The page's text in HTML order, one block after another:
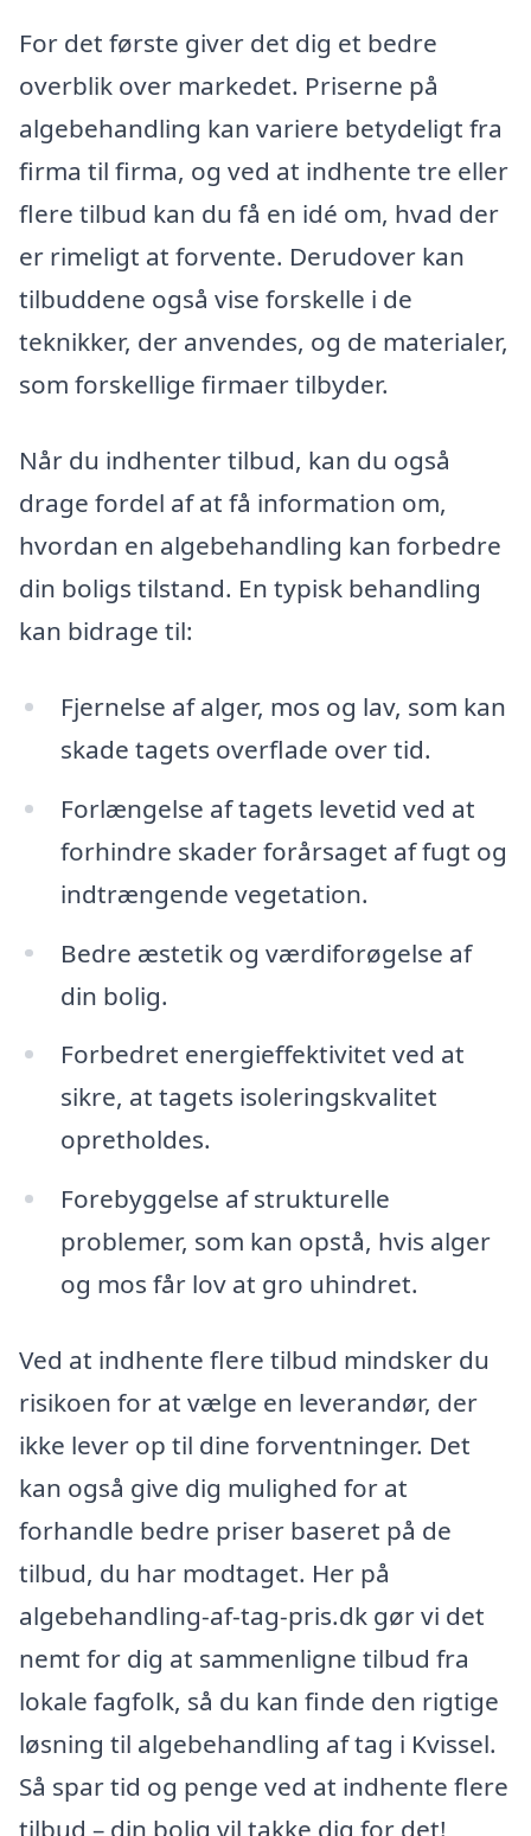
For det første giver det dig et bedre
overblik over markedet. Priserne på
algebehandling kan variere betydeligt fra
firma til firma, og ved at indhente tre eller
flere tilbud kan du få en idé om, hvad der
er rimeligt at forvente. Derudover kan
tilbuddene også vise forskelle i de
teknikker, der anvendes, og de materialer,
som forskellige firmaer tilbyder.
Når du indhenter tilbud, kan du også
drage fordel af at få information om,
hvordan en algebehandling kan forbedre
din boligs tilstand. En typisk behandling
kan bidrage til:
Fjernelse af alger, mos og lav, som kan
skade tagets overflade over tid.
Forlængelse af tagets levetid ved at
forhindre skader forårsaget af fugt og
indtrængende vegetation.
Bedre æstetik og værdiforøgelse af
din bolig.
Forbedret energieffektivitet ved at
sikre, at tagets isoleringskvalitet
opretholdes.
Forebyggelse af strukturelle
problemer, som kan opstå, hvis alger
og mos får lov at gro uhindret.
Ved at indhente flere tilbud mindsker du
risikoen for at vælge en leverandør, der
ikke lever op til dine forventninger. Det
kan også give dig mulighed for at
forhandle bedre priser baseret på de
tilbud, du har modtaget. Her på
algebehandling-af-tag-pris.dk gør vi det
nemt for dig at sammenligne tilbud fra
lokale fagfolk, så du kan finde den rigtige
løsning til algebehandling af tag i Kvissel.
Så spar tid og penge ved at indhente flere
tilbud – din bolig vil takke dig for det!